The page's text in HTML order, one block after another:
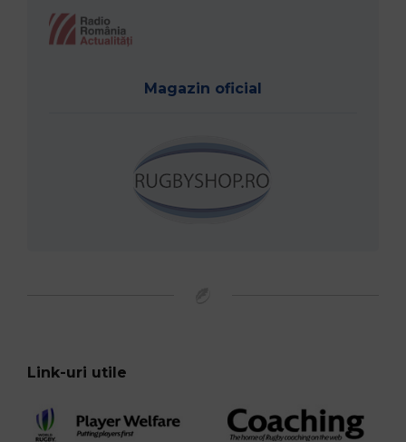
Magazin oficial
Link-uri utile